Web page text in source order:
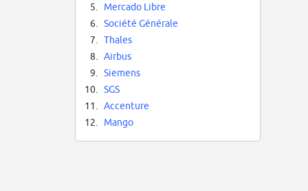
5.
Mercado Libre
6.
Société Générale
7.
Thales
8.
Airbus
9.
Siemens
10.
SGS
11.
Accenture
12.
Mango